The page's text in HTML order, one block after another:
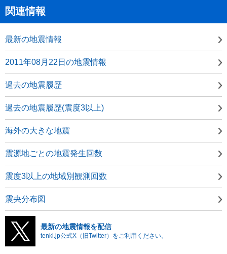
関連情報
最新の地震情報
2011年08月22日の地震情報
過去の地震履歴
過去の地震履歴(震度3以上)
海外の大きな地震
震源地ごとの地震発生回数
震度3以上の地域別観測回数
震央分布図
最新の地震情報を配信
tenki.jp公式X（旧Twitter）をご利用ください。